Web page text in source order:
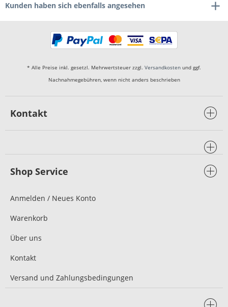
Kunden haben sich ebenfalls angesehen
* Alle Preise inkl. gesetzl. Mehrwertsteuer zzgl. Versandkosten und ggf.
Nachnahmegebühren, wenn nicht anders beschrieben
Kontakt
Shop Service
Anmelden / Neues Konto
Warenkorb
Über uns
Kontakt
Versand und Zahlungsbedingungen